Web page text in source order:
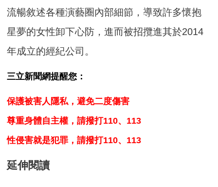
流暢敘述各種演藝圈內部細節，導致許多懷抱
星夢的女性卸下心防，進而被招攬進其於2014
年成立的經紀公司。
三立新聞網提醒您：
保護被害人隱私，避免二度傷害
尊重身體自主權，請撥打110、113
性侵害就是犯罪，請撥打110、113
延伸閱讀